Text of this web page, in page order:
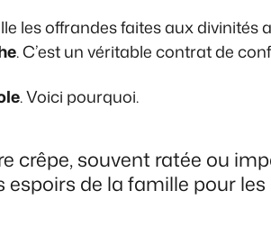
les offrandes faites aux divinités
. C’est un véritable contrat de
. Voici pourquoi.
crêpe, souvent ratée ou
espoirs de la famille pour les